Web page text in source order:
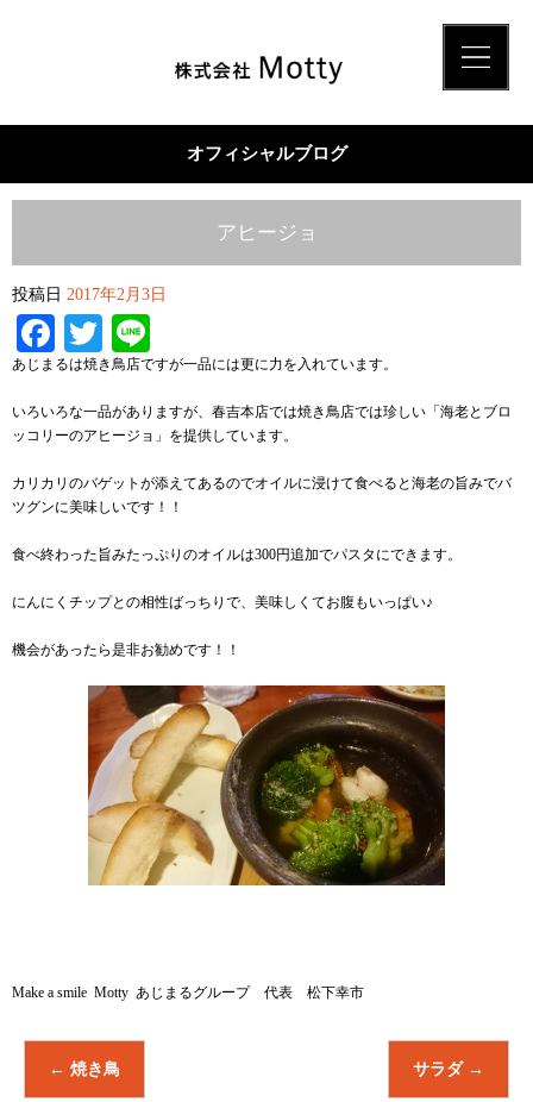
オフィシャルブログ
アヒージョ
投稿日 2017年2月3日
Facebook
Twitter
あじまるは焼き鳥店ですが一品には更に力を入れています。
いろいろな一品がありますが、春吉本店では焼き鳥店では珍しい「海老とブロ
ッコリーのアヒージョ」を提供しています。
カリカリのバゲットが添えてあるのでオイルに浸けて食べると海老の旨みでバ
ツグンに美味しいです！！
食べ終わった旨みたっぷりのオイルは300円追加でパスタにできます。
にんにくチップとの相性ばっちりで、美味しくてお腹もいっぱい♪
機会があったら是非お勧めです！！
Make a smile Motty あじまるグループ 代表 松下幸市
← 焼き鳥 サラダ →